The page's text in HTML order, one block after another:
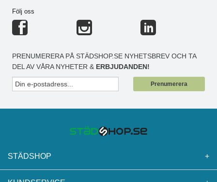
Följ oss
PRENUMERERA PÅ STÄDSHOP.SE NYHETSBREV OCH TA
DEL AV VÅRA NYHETER & ERBJUDANDEN!
Prenumerera
STÄDSHOP +